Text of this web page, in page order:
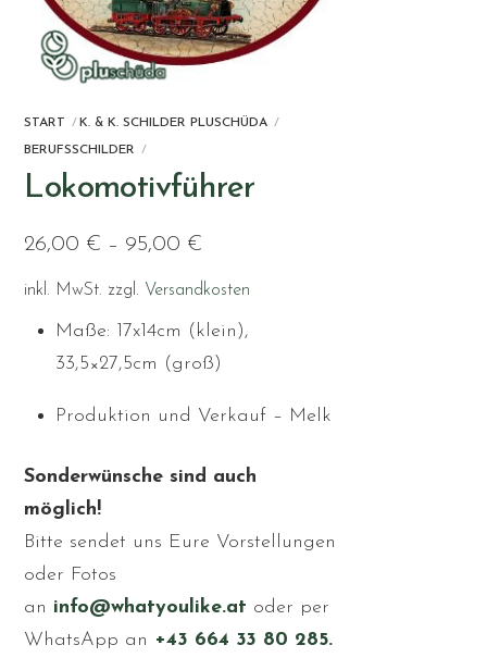
START K. & K. SCHILDER PLUSCHÜDA
BERUFSSCHILDER
Lokomotivführer
26,00 € – 95,00 €
inkl. MwSt. zzgl. Versandkosten
Maße: 17x14cm (klein),
33,5×27,5cm (groß)
Produktion und Verkauf – Melk
Sonderwünsche sind auch
möglich!
Bitte sendet uns Eure Vorstellungen
oder Fotos
an info@whatyoulike.at oder per
WhatsApp an +43 664 33 80 285.